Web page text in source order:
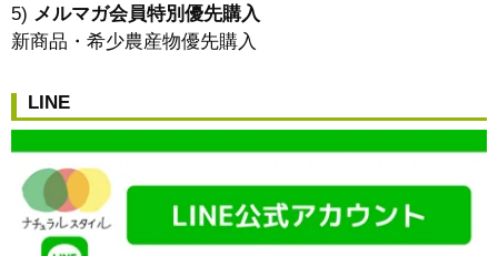
5) メルマガ会員特別優先購入
新商品・希少農産物優先購入
LINE